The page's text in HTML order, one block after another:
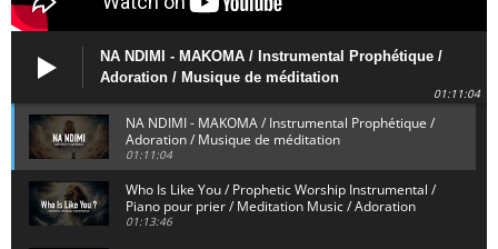
NA NDIMI - MAKOMA / Instrumental Prophétique /
Adoration / Musique de méditation
01:11:04
NA NDIMI - MAKOMA / Instrumental Prophétique /
Adoration / Musique de méditation
01:11:04
Who Is Like You / Prophetic Worship Instrumental /
Piano pour prier / Meditation Music / Adoration
01:13:46